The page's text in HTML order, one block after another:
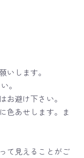
いします。
。
お避け下さい。
色あせします。ま
て見えることがご